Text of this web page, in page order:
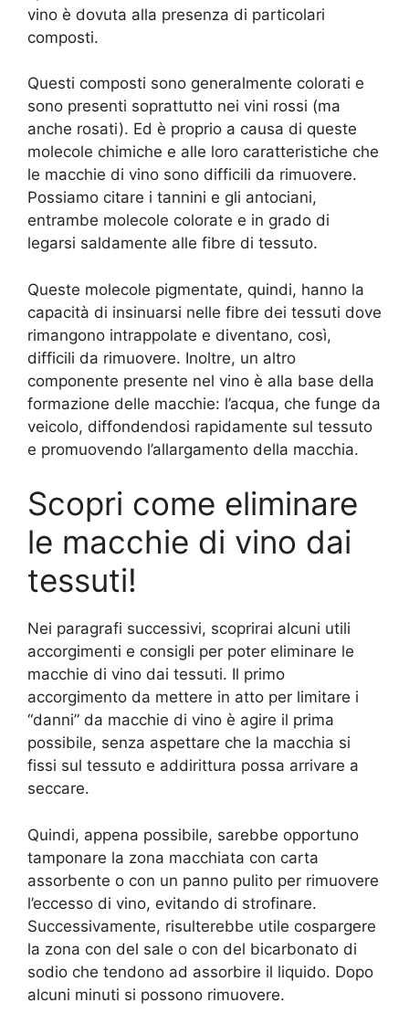
vino è dovuta alla presenza di particolari
composti.
Questi composti sono generalmente colorati e
sono presenti soprattutto nei vini rossi (ma
anche rosati). Ed è proprio a causa di queste
molecole chimiche e alle loro caratteristiche che
le macchie di vino sono difficili da rimuovere.
Possiamo citare i tannini e gli antociani,
entrambe molecole colorate e in grado di
legarsi saldamente alle fibre di tessuto.
Queste molecole pigmentate, quindi, hanno la
capacità di insinuarsi nelle fibre dei tessuti dove
rimangono intrappolate e diventano, così,
difficili da rimuovere. Inoltre, un altro
componente presente nel vino è alla base della
formazione delle macchie: l’acqua, che funge da
veicolo, diffondendosi rapidamente sul tessuto
e promuovendo l’allargamento della macchia.
Scopri come eliminare
le macchie di vino dai
tessuti!
Nei paragrafi successivi, scoprirai alcuni utili
accorgimenti e consigli per poter eliminare le
macchie di vino dai tessuti. Il primo
accorgimento da mettere in atto per limitare i
“danni” da macchie di vino è agire il prima
possibile, senza aspettare che la macchia si
fissi sul tessuto e addirittura possa arrivare a
seccare.
Quindi, appena possibile, sarebbe opportuno
tamponare la zona macchiata con carta
assorbente o con un panno pulito per rimuovere
l’eccesso di vino, evitando di strofinare.
Successivamente, risulterebbe utile cospargere
la zona con del sale o con del bicarbonato di
sodio che tendono ad assorbire il liquido. Dopo
alcuni minuti si possono rimuovere.